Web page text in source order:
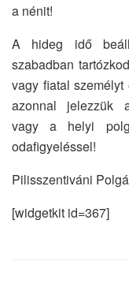
a nénit!
A hideg idő
szabadban
vagy fiatal személyt
azonnal jelezzük
vagy a helyi
odafigyeléssel!
Pilisszentiváni
[widgetkit id=367]